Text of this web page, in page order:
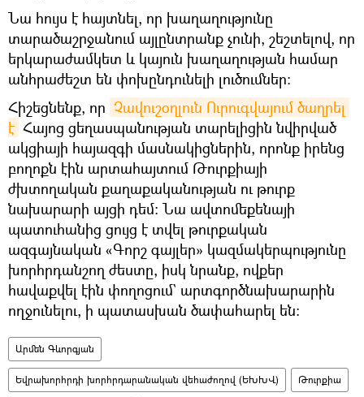
Նա հույս է հայտնել, որ խաղաղությունը
տարածաշրջանում այլընտրանք չունի, շեշտելով, որ
երկարաժամկետ և կայուն խաղաղության համար
անհրաժեշտ են փոխընդունելի լուծումներ։
Հիշեցնենք, որ Չավուշօղլուն Ուրուգվայում ծաղրել
է Հայոց ցեղասպանության տարելիցին նվիրված
ակցիայի հայազգի մասնակիցներին, որոնք իրենց
բողոքն էին արտահայտում Թուրքիայի
ժխտողական քաղաքականության ու թուրք
նախարարի այցի դեմ։ Նա ավտոմեքենայի
պատուհանից ցույց է տվել թուրքական
ազգայնական «Գորշ գայլեր» կազմակերպությունը
խորհրդանշող ժեստը, իսկ նրանք, ովքեր
հավաքվել էին փողոցում` արտգործնախարարին
ողջունելու, ի պատասխան ծափահարել են։
Արմեն Գևորգյան
Եվրախորհրդի խորհրդարանական վեհաժողով (ԵԽԽՎ) Թուրքիա